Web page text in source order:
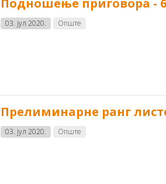
Подношење приговора - 6.
03. јул 2020. Опште
Прелиминарне ранг
03. јул 2020. Опште